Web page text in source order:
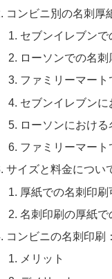
コンビニ別の名刺厚
セブンイレブン
ローソンでの名
ファミリーマー
セブンイレブン
ローソンにおけ
ファミリーマー
サイズと料金につい
厚紙での名刺印
名刺印刷の厚紙で
コンビニの名刺印刷
メリット